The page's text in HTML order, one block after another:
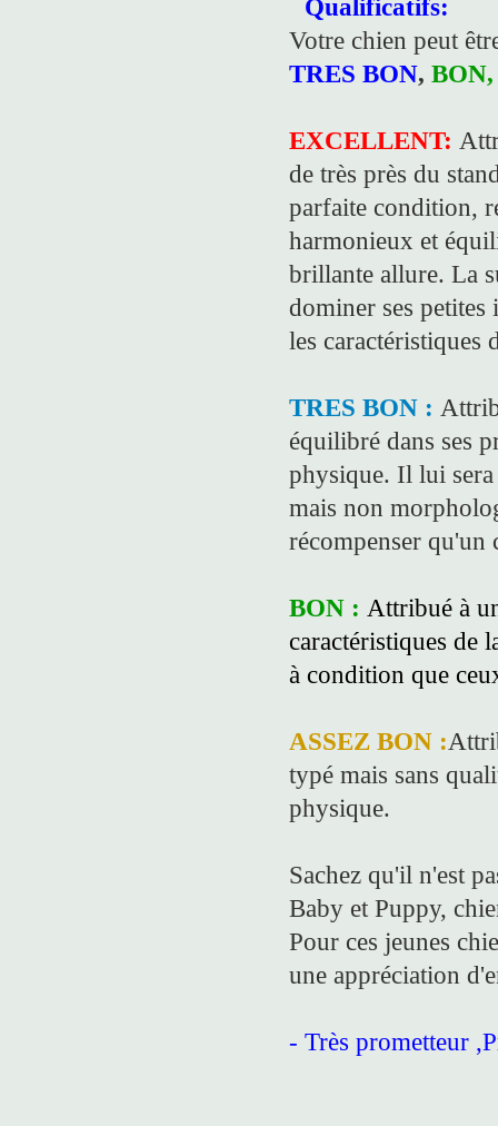
Qualificatifs:
Votre chien peut
TRES BON, BON,
EXCELLENT:
de très près du
parfaite condition,
harmonieux et
brillante allure. La
dominer ses
les caractéristiques
TRES BON :
équilibré dans ses
physique. Il lui
mais non
récompenser qu'un
BON : Attribué à
caractéristiques de
à condition que
ASSEZ BON :
typé mais sans
physique.
Sachez qu'il n'est
Baby et Puppy,
Pour ces jeunes
une appréciation
- Très prometteur